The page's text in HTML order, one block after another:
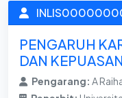
PENGARUH
DAN
Pengarang: A